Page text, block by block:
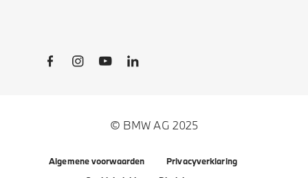
Social Links
© BMW AG 2025
Algemene voorwaarden
Privacyverklaring